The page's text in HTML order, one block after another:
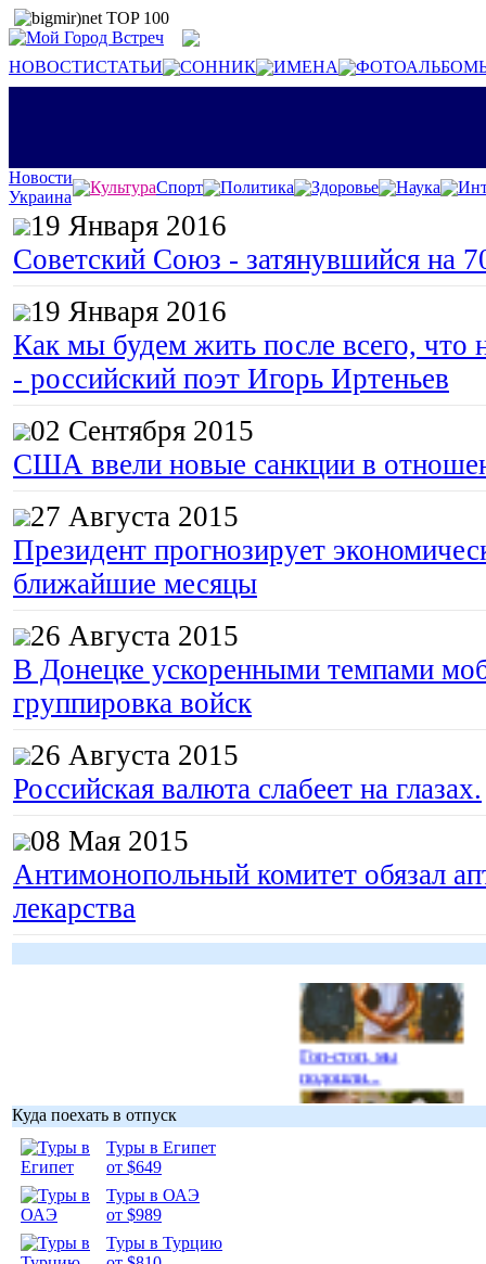
НОВОСТИСТАТЬИ СОННИК ИМЕНА
Новости
Украина
КультураСпорт Политика Здоровье Наука
19 Января 2016
Советский Союз - затянувшийся на
19 Января 2016
Как мы будем жить после всего, что
- российский поэт Игорь Иртеньев
02 Сентября 2015
США ввели новые санкции в
27 Августа 2015
Президент прогнозирует
ближайшие месяцы
26 Августа 2015
В Донецке ускоренными темпами
группировка войск
26 Августа 2015
Российская валюта слабеет на глазах.
08 Мая 2015
Антимонопольный комитет обязал
лекарства
Гоп-стоп, мы
подошли...
Куда поехать в отпуск
Туры в Египет
от $649
Туры в ОАЭ
от $989
Туры в Турцию